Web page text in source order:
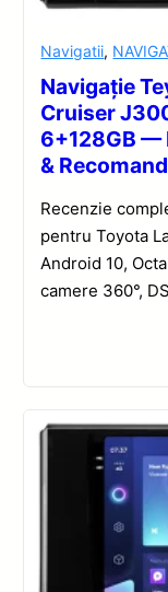
Navigatii,
Navigație
Cruiser
6+128GB —
&
Recenzie
pentru Toyota
Android 10,
camere 360°,